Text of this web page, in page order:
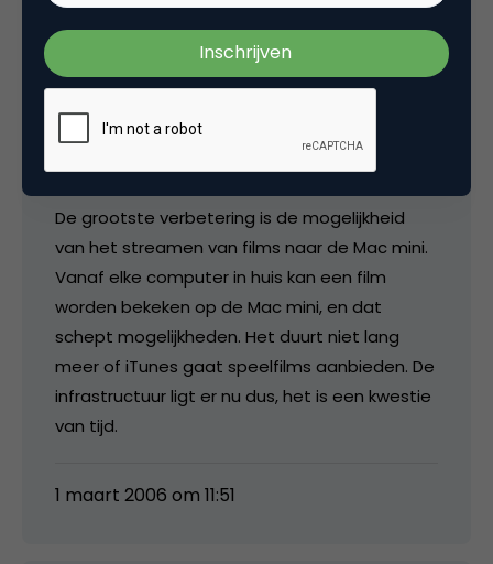
nieuwe producten. Namelijk de koers naar de
huiskamer. En dat gaat ze lukken. Deze Mac
volgende generatie zal een stuk
betaalbaarder zijn denk ik.
De grootste verbetering is de mogelijkheid
van het streamen van films naar de Mac mini.
Vanaf elke computer in huis kan een film
worden bekeken op de Mac mini, en dat
schept mogelijkheden. Het duurt niet lang
meer of iTunes gaat speelfilms aanbieden. De
infrastructuur ligt er nu dus, het is een kwestie
van tijd.
1 maart 2006 om 11:51